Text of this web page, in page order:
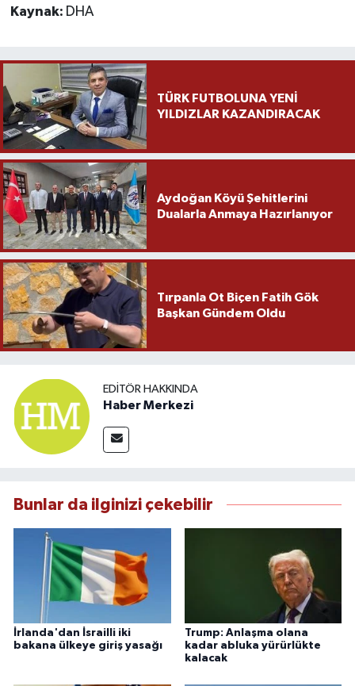
Kaynak: DHA
TÜRK FUTBOLUNA YENİ
YILDIZLAR KAZANDIRACAK
Aydoğan Köyü Şehitlerini
Dualarla Anmaya Hazırlanıyor
Tırpanla Ot Biçen Fatih Gök
Başkan Gündem Oldu
EDITÖR HAKKINDA
Haber Merkezi
Bunlar da ilginizi çekebilir
İrlanda'dan İsrailli iki
bakana ülkeye giriş yasağı
Trump: Anlaşma olana
kadar abluka yürürlükte
kalacak